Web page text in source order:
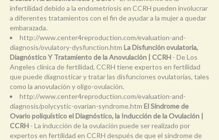
infertilidad debido a la endometriosis en CCRH pueden involucrar
a diferentes tratamientos con el fin de ayudar a la mujer a quedar
embarazada.
http://www.center4reproduction.com/evaluation-and-
diagnosis/ovulatory-dysfunction.htm La Disfunción ovulatoria,
Diagnóstico Y Tratamiento de la Anovulación | CCRH - De Los
Angeles clínica de fertilidad, CCRH tiene expertos en fertilidad
que puede diagnosticar y tratar las disfunciones ovulatorias, tales
como la anovulación y oligo-ovulación.
http://www.center4reproduction.com/evaluation-and-
diagnosis/polycystic-ovarian-syndrome.htm El Síndrome de
Ovario poliquístico el Diagnóstico, la Inducción de la Ovulación |
CCRH - La inducción de la ovulación puede ser realizado por
expertos en fertilidad en CCRH después de que el síndrome de